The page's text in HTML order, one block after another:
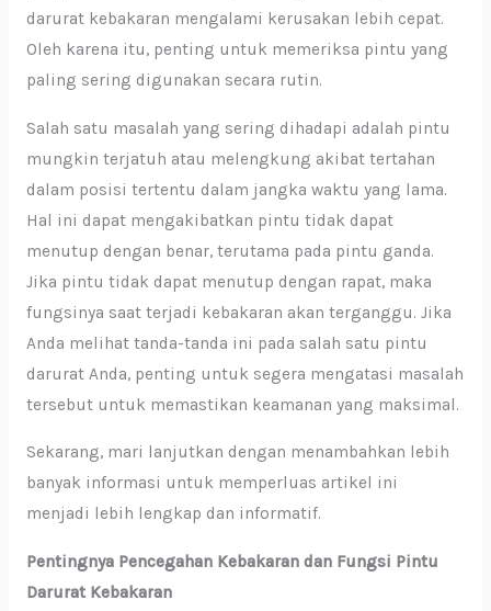
darurat kebakaran mengalami kerusakan lebih cepat.
Oleh karena itu, penting untuk memeriksa pintu yang
paling sering digunakan secara rutin.
Salah satu masalah yang sering dihadapi adalah pintu
mungkin terjatuh atau melengkung akibat tertahan
dalam posisi tertentu dalam jangka waktu yang lama.
Hal ini dapat mengakibatkan pintu tidak dapat
menutup dengan benar, terutama pada pintu ganda.
Jika pintu tidak dapat menutup dengan rapat, maka
fungsinya saat terjadi kebakaran akan terganggu. Jika
Anda melihat tanda-tanda ini pada salah satu pintu
darurat Anda, penting untuk segera mengatasi masalah
tersebut untuk memastikan keamanan yang maksimal.
Sekarang, mari lanjutkan dengan menambahkan lebih
banyak informasi untuk memperluas artikel ini
menjadi lebih lengkap dan informatif.
Pentingnya Pencegahan Kebakaran dan Fungsi Pintu
Darurat Kebakaran